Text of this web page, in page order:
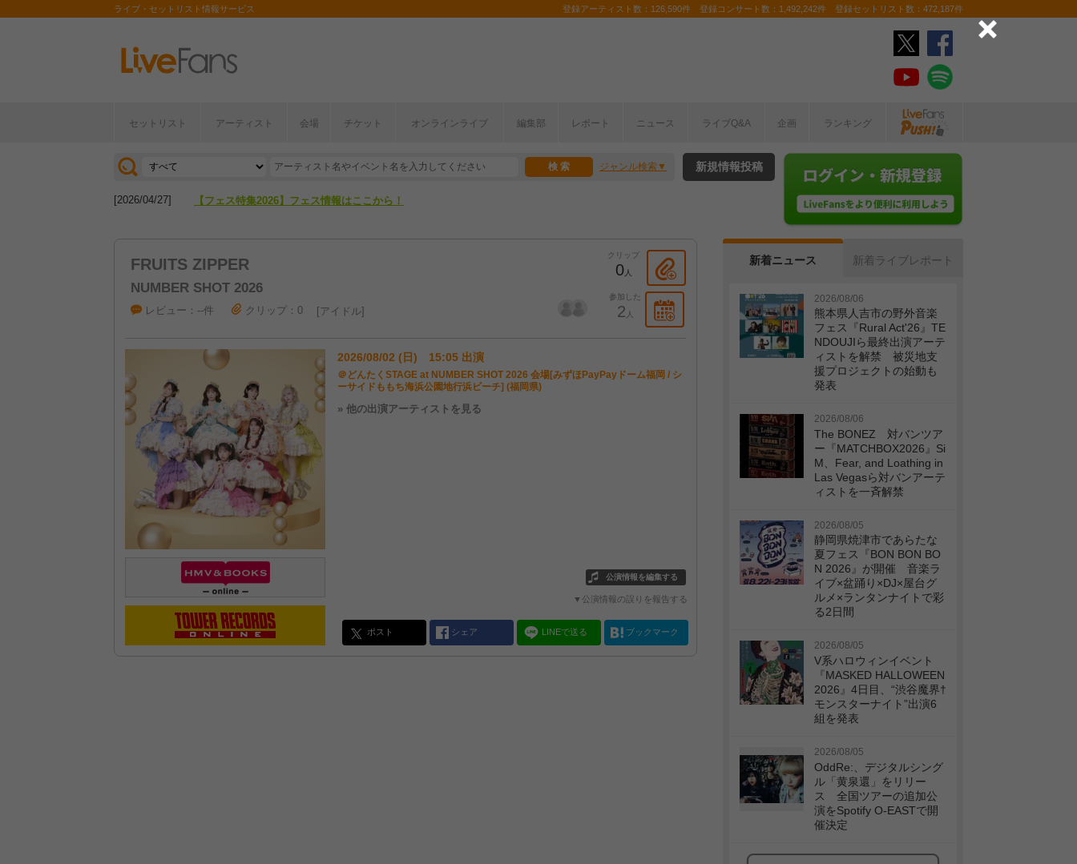
ライブ・セットリスト情報サービス 登録アーティスト数：126,590件 登録コンサート数：1,492,242件 登録セットリスト数：472,187件
セットリスト アーティスト 会場 チケット オンラインライブ 編集部 レポート ニュース ライブQ&A 企画 ランキング
ジャンル検索
[2026/07/28] 【ライブ動員ランキング】2026年上半期編発表！
[2026/04/27] 【フェス特集2026】フェス情報はここから！
新規情報投稿
FRUITS ZIPPER
NUMBER SHOT 2026
クリップ
0人
参加した
2 人
レビュー：--件 クリップ：0 アイドル
2026/08/02 (日) 15:05 出演
＠どんたくSTAGE at NUMBER SHOT 2026 会場[みずほPayPayドーム福岡 / シ
ーサイドももち海浜公園地行浜ビーチ] (福岡県)
» 他の出演アーティストを見る
公演情報を編集する
▼公演情報の誤りを報告する
ポスト シェア LINEで送る ブックマーク
新着ニュース 新着ライブレポート
2026/08/06
熊本県人吉市の野外音楽
フェス『Rural Act'26』TE
NDOUJIら最終出演アーテ
ィストを解禁 被災地支
援プロジェクトの始動も
発表
2026/08/06
The BONEZ 対バンツア
ー『MATCHBOX2026』Si
M、Fear, and Loathing in
Las Vegasら対バンアーテ
ィストを一斉解禁
2026/08/05
静岡県焼津市であらたな
夏フェス『BON BON BO
N 2026』が開催 音楽ラ
イブ×盆踊り×DJ×屋台グ
ルメ×ランタンナイトで彩
る2日間
2026/08/05
V系ハロウィンイベント
『MASKED HALLOWEEN
2026』4日目、“渋谷魔界†
モンスターナイト”出演6
組を発表
2026/08/05
OddRe:、デジタルシング
ル「黄泉還」をリリー
ス 全国ツアーの追加公
演をSpotify O-EASTで開
催決定